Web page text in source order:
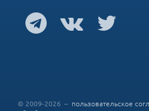
© 2009-2026 – пользовательское